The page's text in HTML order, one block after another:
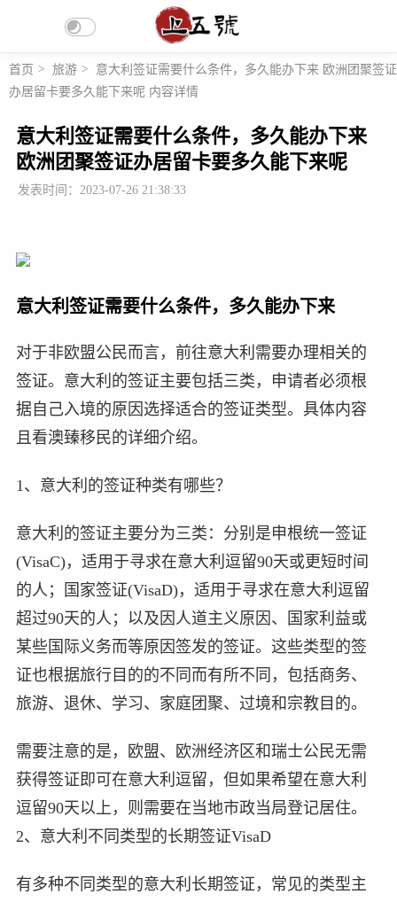
首页 > 旅游 >
意大利签证需要什么条件，多久能办下来 欧洲团聚签证
办居留卡要多久能下来呢 内容详情
意大利签证需要什么条件，多久能办下来
欧洲团聚签证办居留卡要多久能下来呢
发表时间：2023-07-26 21:38:33
意大利签证需要什么条件，多久能办下来
对于非欧盟公民而言，前往意大利需要办理相关的
签证。意大利的签证主要包括三类，申请者必须根
据自己入境的原因选择适合的签证类型。具体内容
且看澳臻移民的详细介绍。
1、意大利的签证种类有哪些？
意大利的签证主要分为三类：分别是申根统一签证
(VisaC)，适用于寻求在意大利逗留90天或更短时间
的人；国家签证(VisaD)，适用于寻求在意大利逗留
超过90天的人；以及因人道主义原因、国家利益或
某些国际义务而等原因签发的签证。这些类型的签
证也根据旅行目的的不同而有所不同，包括商务、
旅游、退休、学习、家庭团聚、过境和宗教目的。
需要注意的是，欧盟、欧洲经济区和瑞士公民无需
获得签证即可在意大利逗留，但如果希望在意大利
逗留90天以上，则需要在当地市政当局登记居住。
2、意大利不同类型的长期签证VisaD
有多种不同类型的意大利长期签证，常见的类型主